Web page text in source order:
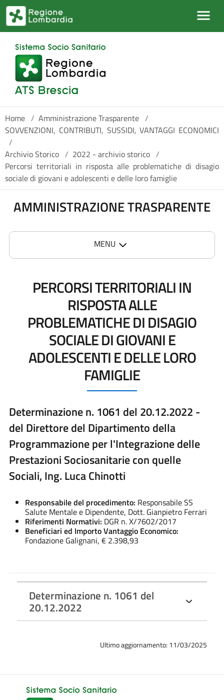
Salta al contenuto principale
Home / Amministrazione Trasparente /
SOVVENZIONI, CONTRIBUTI, SUSSIDI, VANTAGGI ECONOMICI
/
Archivio Storico / 2022 - archivio storico /
Percorsi territoriali in risposta alle problematiche di disagio
sociale di giovani e adolescenti e delle loro famiglie
AMMINISTRAZIONE TRASPARENTE
MENU
PERCORSI TERRITORIALI IN
RISPOSTA ALLE
PROBLEMATICHE DI DISAGIO
SOCIALE DI GIOVANI E
ADOLESCENTI E DELLE LORO
FAMIGLIE
Determinazione n. 1061 del 20.12.2022 -
del Direttore del Dipartimento della
Programmazione per l'Integrazione delle
Prestazioni Sociosanitarie con quelle
Sociali, Ing. Luca Chinotti
Responsabile del procedimento: Responsabile SS
Salute Mentale e Dipendente, Dott. Gianpietro Ferrari
Riferimenti Normativi: DGR n. X/7602/2017
Beneficiari ed Importo Vantaggio Economico:
Fondazione Galignani, € 2.398,93
Determinazione n. 1061 del
20.12.2022
Ultimo aggiornamento: 11/03/2025